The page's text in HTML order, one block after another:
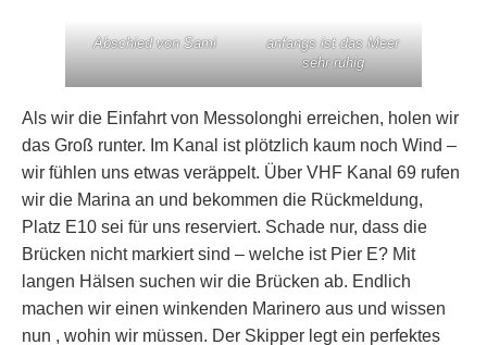
Abschied von Sami
anfangs ist das Meer
sehr ruhig
Als wir die Einfahrt von Messolonghi erreichen, holen wir
das Groß runter. Im Kanal ist plötzlich kaum noch Wind –
wir fühlen uns etwas veräppelt. Über VHF Kanal 69 rufen
wir die Marina an und bekommen die Rückmeldung,
Platz E10 sei für uns reserviert. Schade nur, dass die
Brücken nicht markiert sind – welche ist Pier E? Mit
langen Hälsen suchen wir die Brücken ab. Endlich
machen wir einen winkenden Marinero aus und wissen
nun , wohin wir müssen. Der Skipper legt ein perfektes